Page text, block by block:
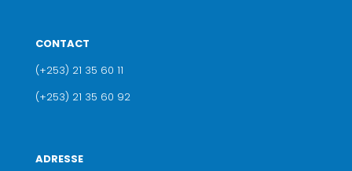
CONTACT
(+253) 21 35 60 11
(+253) 21 35 60 92
ADRESSE